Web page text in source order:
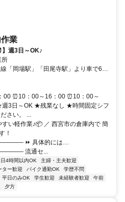
業
】週3日～OK♪
所
「岡場駅」「田尾寺駅」より車で6
00 ⏰10：00～16：00 ⏰10：00～
3日～OK ★残業なし ★時間固定シフ
さい。 ...
い軽作業♪📦 ／ 西宮市の倉庫内で 簡
！
⏩ 具体的には…
流通セ...
日4時間以内OK
主婦・主夫歓迎
ター歓迎 バイク通勤OK
学歴不問
平日のみOK 学生歓迎 未経験者歓迎
午前
夕方